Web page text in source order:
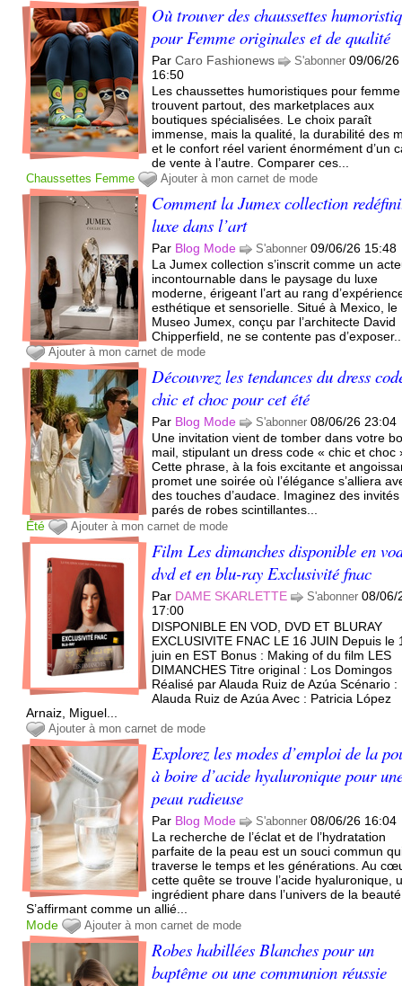
Où trouver des chaussettes
pour Femme originales et de qualité
ParCaro Fashionews S'abonner 09/06/26
16:50
Les chaussettes humoristiques pour
trouvent partout, des marketplaces aux
boutiques spécialisées. Le choix paraît
immense, mais la qualité, la durabilité des
et le confort réel varient énormément d’un
de vente à l’autre. Comparer ces...
Chaussettes Femme Ajouter à mon carnet de mode
Comment la Jumex collection
luxe dans l’art
Par Blog Mode S'abonner 09/06/26 15:48
La Jumex collection s’inscrit comme un
incontournable dans le paysage du luxe
moderne, érigeant l’art au rang
esthétique et sensorielle. Situé à Mexico, le
Museo Jumex, conçu par l’architecte David
Chipperfield, ne se contente pas
Ajouter à mon carnet de mode
Découvrez les tendances du dress
chic et choc pour cet été
Par Blog Mode S'abonner 08/06/26 23:04
Une invitation vient de tomber dans votre
mail, stipulant un dress code « chic et choc
Cette phrase, à la fois excitante et
promet une soirée où l’élégance s’alliera
des touches d’audace. Imaginez des invités
parés de robes scintillantes...
Été
Ajouter à mon carnet de mode
Film Les dimanches disponible en
dvd et en blu-ray Exclusivité fnac
Par DAME SKARLETTE S'abonner 08/06/
17:00
DISPONIBLE EN VOD, DVD ET BLURAY
EXCLUSIVITE FNAC LE 16 JUIN Depuis le
juin en EST Bonus : Making of du film LES
DIMANCHES Titre original : Los Domingos
Réalisé par Alauda Ruiz de Azúa Scénario :
Alauda Ruiz de Azúa Avec : Patricia López
Arnaiz, Miguel...
Ajouter à mon carnet de mode
Explorez les modes d’emploi de la
à boire d’acide hyaluronique pour
peau radieuse
Par Blog Mode S'abonner 08/06/26 16:04
La recherche de l’éclat et de l’hydratation
parfaite de la peau est un souci commun
traverse le temps et les générations. Au
cette quête se trouve l’acide hyaluronique,
ingrédient phare dans l’univers de la
S’affirmant comme un allié...
Mode
Ajouter à mon carnet de mode
Robes habillées Blanches pour un
baptême ou une communion réussie